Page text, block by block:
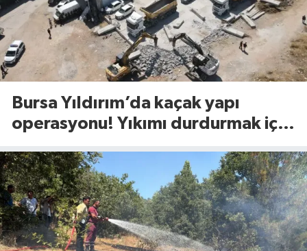
Bursa Yıldırım’da kaçak yapı
operasyonu! Yıkımı durdurmak için